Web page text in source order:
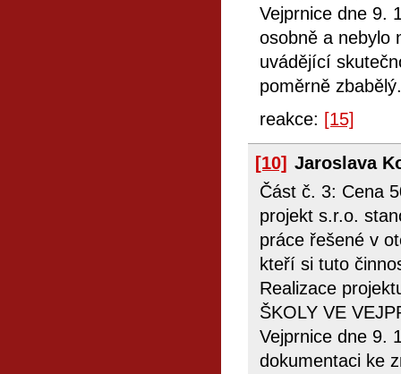
Vejprnice dne 9.
osobně a nebylo
uvádějící
poměrně zbabělý.
reakce: [15]
[10] Jaroslava
Část č. 3: Cena
projekt s.r.o.
práce řešené v
kteří si tuto
Realizace
ŠKOLY VE
Vejprnice dne 9.
dokumentaci ke